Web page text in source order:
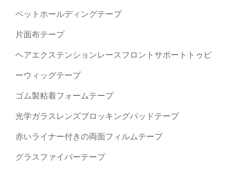
ペットホールディングテープ
片面布テープ
ヘアエクステンションレースフロントサポートトゥピ
ーウィッグテープ
ゴム製粘着フォームテープ
光学ガラスレンズブロッキングパッドテープ
赤いライナー付きの両面フィルムテープ
グラスファイバーテープ